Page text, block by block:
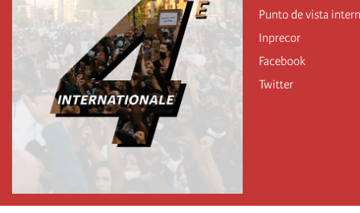
Punto de vista
Inprecor
Facebook
Twitter